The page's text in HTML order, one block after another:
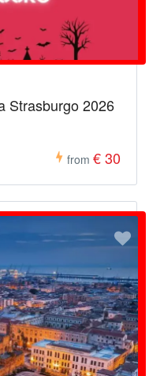
Strasburgo 2026
from € 30